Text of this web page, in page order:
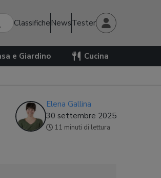
Classifiche NewsTester
e Giardino Cucina
Elena Gallina
30 settembre 2025
11 minuti di lettura